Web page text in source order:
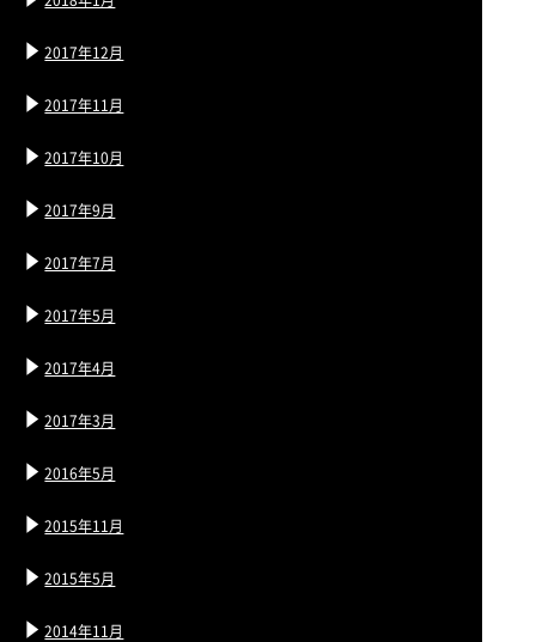
2017年12月
2017年11月
2017年10月
2017年9月
2017年7月
2017年5月
2017年4月
2017年3月
2016年5月
2015年11月
2015年5月
2014年11月